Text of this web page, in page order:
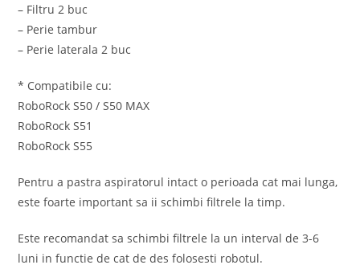
– Filtru 2 buc
– Perie tambur
– Perie laterala 2 buc
* Compatibile cu:
RoboRock S50 / S50 MAX
RoboRock S51
RoboRock S55
Pentru a pastra aspiratorul intact o perioada cat mai lunga,
este foarte important sa ii schimbi filtrele la timp.
Este recomandat sa schimbi filtrele la un interval de 3-6
luni in functie de cat de des folosesti robotul.